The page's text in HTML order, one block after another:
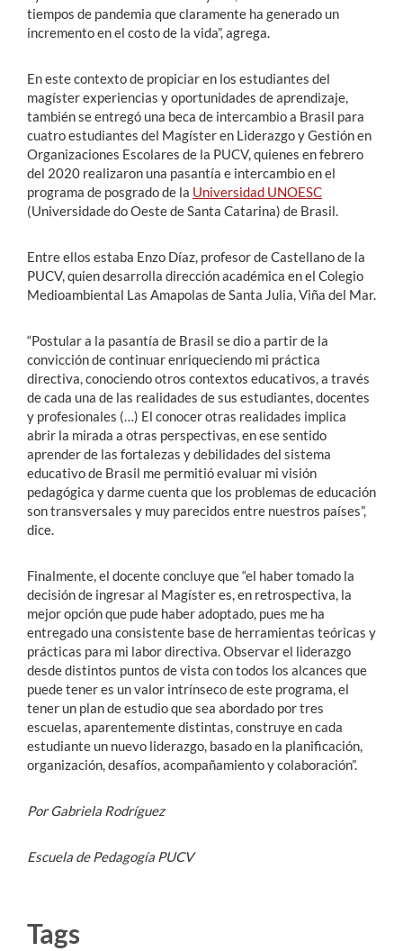
tiempos de pandemia que claramente ha generado un
incremento en el costo de la vida”, agrega.
En este contexto de propiciar en los estudiantes del
magíster experiencias y oportunidades de aprendizaje,
también se entregó una beca de intercambio a Brasil para
cuatro estudiantes del Magíster en Liderazgo y Gestión en
Organizaciones Escolares de la PUCV, quienes en febrero
del 2020 realizaron una pasantía e intercambio en el
programa de posgrado de la Universidad UNOESC
(Universidade do Oeste de Santa Catarina) de Brasil.
Entre ellos estaba Enzo Díaz, profesor de Castellano de la
PUCV, quien desarrolla dirección académica en el Colegio
Medioambiental Las Amapolas de Santa Julia, Viña del Mar.
“Postular a la pasantía de Brasil se dio a partir de la
convicción de continuar enriqueciendo mi práctica
directiva, conociendo otros contextos educativos, a través
de cada una de las realidades de sus estudiantes, docentes
y profesionales (…) El conocer otras realidades implica
abrir la mirada a otras perspectivas, en ese sentido
aprender de las fortalezas y debilidades del sistema
educativo de Brasil me permitió evaluar mi visión
pedagógica y darme cuenta que los problemas de educación
son transversales y muy parecidos entre nuestros países”,
dice.
Finalmente, el docente concluye que “el haber tomado la
decisión de ingresar al Magíster es, en retrospectiva, la
mejor opción que pude haber adoptado, pues me ha
entregado una consistente base de herramientas teóricas y
prácticas para mi labor directiva. Observar el liderazgo
desde distintos puntos de vista con todos los alcances que
puede tener es un valor intrínseco de este programa, el
tener un plan de estudio que sea abordado por tres
escuelas, aparentemente distintas, construye en cada
estudiante un nuevo liderazgo, basado en la planificación,
organización, desafíos, acompañamiento y colaboración”.
Por Gabriela Rodríguez
Escuela de Pedagogía PUCV
Tags